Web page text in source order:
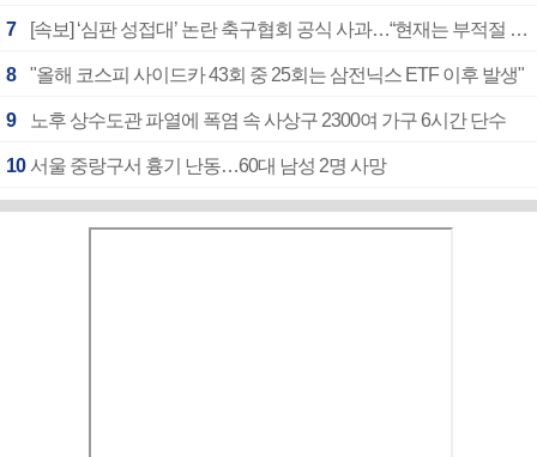
7 [속보] ‘심판 성접대’ 논란 축구협회 공식 사과…“현재는 부적절 행위 없어”
8 "올해 코스피 사이드카 43회 중 25회는 삼전닉스 ETF 이후 발생"
9 노후 상수도관 파열에 폭염 속 사상구 2300여 가구 6시간 단수
10 서울 중랑구서 흉기 난동…60대 남성 2명 사망